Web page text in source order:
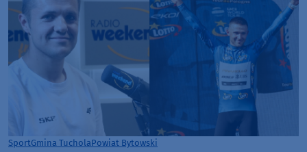
SportGmina TucholaPowiat Bytowski